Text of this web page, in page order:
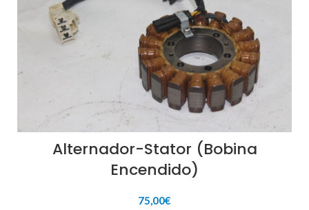
Alternador-Stator (Bobina
Encendido)
75,00€